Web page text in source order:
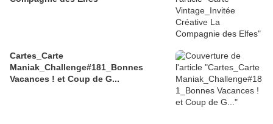
Cartes_Carte
Maniak_Challenge#181_Bonnes
Vacances ! et Coup de G...